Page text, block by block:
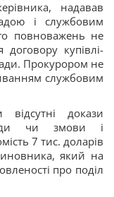
надавав
і службовим
повноважень не
договору купівлі-
Прокурором не
службовим
докази
чи змови і
7 тис. доларів
який на
про поділ